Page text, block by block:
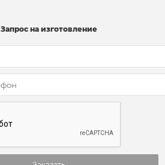
Запрос на изготовление